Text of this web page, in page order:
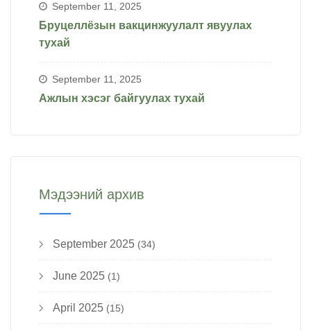
September 11, 2025
Бруцеллёзын вакцинжуулалт явуулах
тухай
September 11, 2025
Ажлын хэсэг байгуулах тухай
Мэдээний архив
September 2025 (34)
June 2025 (1)
April 2025 (15)